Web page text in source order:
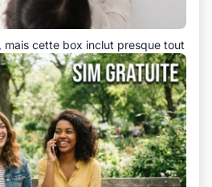
mais cette box inclut presque tout